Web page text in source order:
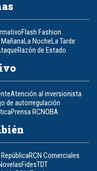
Flash Fashion
MañanaLa NocheLa Tarde
Razón de Estado
Atención al inversionista
de autorregulación
Prensa RCNOBA
RepúblicaRCN Comerciales
FidesTDT